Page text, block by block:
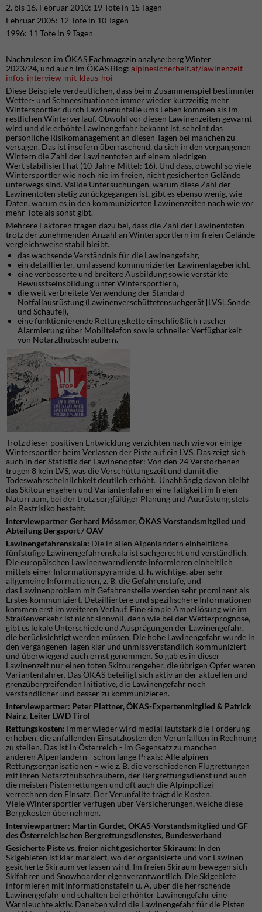
2. bis 16. Februar 2010: 19 Tote in 15 Tagen
Februar 2005: 12 Tote in 10 Tagen
1996: 11 Tote in 9 Tagen
Nachzulesen im ÖKAS Fachmagazin analyse:berg Winter
2023/24, und auch im ÖKAS Blog: alpinesicherheit.at/lawinenzeit-
infos-interview-mit-klaus-hoi
Diese Beispiele verdeutlichen, dass beim Zusammenspiel bestimmter
Wetter- und Schneesituationen immer wieder kurzzeitig mehr
Wintersportler durch Lawinenunfälle ums Leben kommen als im
restlichen Winterverlauf. Obwohl vor diesen Lawinenzeiten gewarnt
wird und die erhöhte Lawinengefahr bekannt ist, scheint das
persönliche Risikomanagement an diesen Tagen bei manchen zu
versagen. Das ist insofern überraschend, da sich in den vergangenen
Wintern die Zahl der Lawinentoten auf einem niedrigen
Wert stabilisiert hat (10-Jahre-Mittel: 16). Und dass, obwohl so viele
Wintersportler wie noch nie im freien, nicht gesicherten Gelände
unterwegs sind. Valide Untersuchungen, warum diese Zahl der
Lawinentoten stetig zurückgegangen ist, gibt es ebenso wenig, wie
Daten, warum es in den kommunizierten Lawinenzeiten nach wie vor
mehr Tote als sonst gibt.
Mehrere Faktoren tragen dazu bei, dass die Zahl der Lawinentoten
trotz der zunehmenden Anzahl an Wintersportlern im freien Gelände
vergleichsweise stabil bleibt.
das wachsende Verständnis für die Lawinengefahr,
ein detaillierter, umfassend kommunizierter Lawinenlagebericht,
eine verbesserte und breitere Ausbildung sowie verstärkte
Bewusstseinsbildung unter Wintersportlern,
die weit verbreitete Verwendung der Standard-
Notfallausrüstung (Lawinenverschüttetensuchgerät [LVS], Sonde
und Schaufel),
eine funktionierende Rettungskette einschließlich rascher
Alarmierung über Mobiltelefon sowie schneller Verfügbarkeit
von Notarzthubschraubern.
Trotz dieser positiven Entwicklung verzichten nach wie vor einige
Wintersportler beim Verlassen der Piste auf ein LVS. Das zeigt sich
auch in der Statistik der Lawinenopfer: Von den 24 Verstorbenen
trugen 8 kein LVS, was die Verschüttungszeit und damit die
Todeswahrscheinlichkeit deutlich erhöht. Unabhängig davon bleibt
das Skitourengehen und Variantenfahren eine Tätigkeit im freien
Naturraum, bei der trotz sorgfältiger Planung und Ausrüstung stets
ein Restrisiko besteht.
Interviewpartner Gerhard Mössmer, ÖKAS Vorstandsmitglied und
Abteilung Bergsport / ÖAV
Lawinengefahrenskala: Die in allen Alpenländern einheitliche
fünfstufige Lawinengefahrenskala ist sachgerecht und verständlich.
Die europäischen Lawinenwarndienste informieren einheitlich
mittels einer Informationspyramide, d. h. wichtige, aber sehr
allgemeine Informationen, z. B. die Gefahrenstufe, und
das Lawinenproblem mit Gefahrenstelle werden sehr prominent als
Erstes kommuniziert. Detailliertere und spezifischere Informationen
kommen erst im weiteren Verlauf. Eine simple Ampellösung wie im
Straßenverkehr ist nicht sinnvoll, denn wie bei der Wetterprognose,
gibt es lokale Unterschiede und Ausprägungen der Lawinengefahr,
die berücksichtigt werden müssen. Die hohe Lawinengefahr wurde in
den vergangenen Tagen klar und unmissverständlich kommuniziert
und überwiegend auch ernst genommen. So gab es in dieser
Lawinenzeit nur einen toten Skitourengeher, die übrigen Opfer waren
Variantenfahrer. Das ÖKAS beteiligt sich aktiv an der aktuellen und
grenzübergreifenden Initiative, die Lawinengefahr noch
verständlicher und besser zu kommunizieren.
Interviewpartner: Peter Plattner, ÖKAS-Expertenmitglied & Patrick
Nairz, Leiter LWD Tirol
Rettungskosten: Immer wieder wird medial lautstark die Forderung
erhoben, die anfallenden Einsatzkosten den Verunfallten in Rechnung
zu stellen. Das ist in Österreich - im Gegensatz zu manchen
anderen Alpenländern - schon lange Praxis: Alle alpinen
Rettungsorganisationen – wie z. B. die verschiedenen Flugrettungen
mit ihren Notarzthubschraubern, der Bergrettungsdienst und auch
die meisten Pistenrettungen und oft auch die Alpinpolizei –
verrechnen den Einsatz. Der Verunfallte trägt die Kosten.
Viele Wintersportler verfügen über Versicherungen, welche diese
Bergekosten übernehmen.
Interviewpartner: Martin Gurdet, ÖKAS-Vorstandsmitglied und GF
des Österreichischen Bergrettungsdienstes, Bundesverband
Gesicherte Piste vs. freier nicht gesicherter Skiraum: In den
Skigebieten ist klar markiert, wo der organisierte und vor Lawinen
gesicherte Skiraum verlassen wird. Im freien Skiraum bewegen sich
Skifahrer und Snowboarder eigenverantwortlich. Die Skigebiete
informieren mit Informationstafeln u. Ä. über die herrschende
Lawinengefahr und schalten bei erhöhter Lawinengefahr eine
Warnleuchte aktiv. Daneben wird die Lawinengefahr für die Pisten